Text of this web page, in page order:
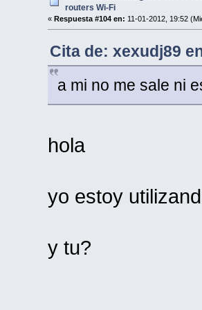
routers Wi-Fi
« Respuesta #104 en: 11-01-2012, 19:52
Cita de: xexudj89
a mi no me sale ni
hola
yo estoy
y tu?